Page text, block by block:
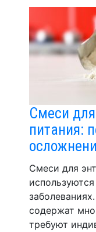
Смеси
питания:
Смеси для
содержат
требуют